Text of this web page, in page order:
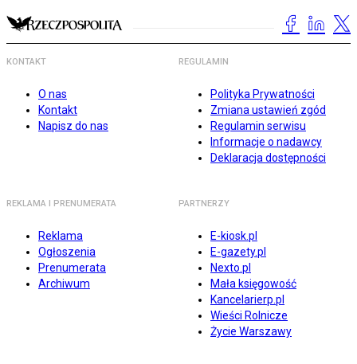
KONTAKT
O nas
Kontakt
Napisz do nas
REGULAMIN
Polityka Prywatności
Zmiana ustawień zgód
Regulamin serwisu
Informacje o nadawcy
Deklaracja dostępności
REKLAMA I PRENUMERATA
Reklama
Ogłoszenia
Prenumerata
Archiwum
PARTNERZY
E-kiosk.pl
E-gazety.pl
Nexto.pl
Mała księgowość
Kancelarierp.pl
Wieści Rolnicze
Życie Warszawy